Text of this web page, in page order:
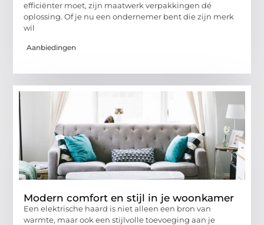
efficiënter moet, zijn maatwerk verpakkingen dé
oplossing. Of je nu een ondernemer bent die zijn merk
wil
Aanbiedingen
Modern comfort en stijl in je woonkamer
Een elektrische haard is niet alleen een bron van
warmte, maar ook een stijlvolle toevoeging aan je